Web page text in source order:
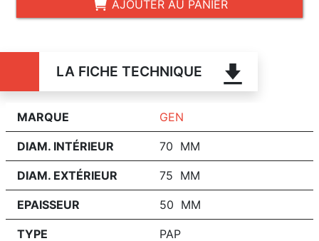
AJOUTER AU PANIER
LA FICHE TECHNIQUE
MARQUE GEN
DIAM. INTÉRIEUR 70 MM
DIAM. EXTÉRIEUR 75 MM
EPAISSEUR 50 MM
TYPE PAP